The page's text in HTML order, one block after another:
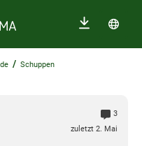
/ Schuppen
3
zuletzt 2. Mai